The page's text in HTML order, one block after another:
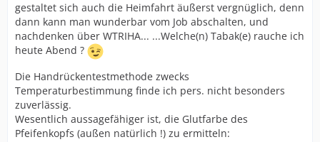
gestaltet sich auch die Heimfahrt äußerst vergnüglich, denn
dann kann man wunderbar vom Job abschalten, und
nachdenken über WTRIHA... ...Welche(n) Tabak(e) rauche ich
heute Abend ?
Die Handrückentestmethode zwecks
Temperaturbestimmung finde ich pers. nicht besonders
zuverlässig.
Wesentlich aussagefähiger ist, die Glutfarbe des
Pfeifenkopfs (außen natürlich !) zu ermitteln: